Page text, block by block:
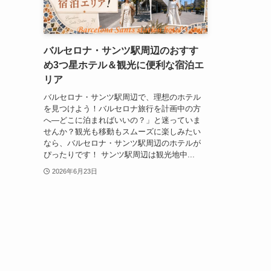
バルセロナ・サンツ駅周辺のおすす
め3つ星ホテル＆観光に便利な宿泊エ
リア
バルセロナ・サンツ駅周辺で、理想のホテル
を見つけよう！バルセロナ旅行を計画中の方
へ―どこに泊まればいいの？」と迷っていま
せんか？観光も移動もスムーズに楽しみたい
なら、バルセロナ・サンツ駅周辺のホテルが
ぴったりです！ サンツ駅周辺は観光地中...
2026年6月23日